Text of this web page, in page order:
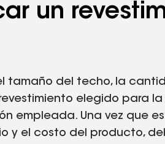
un
tamaño del techo, la
elegido para la
empleada. Una vez que
y el costo del producto,